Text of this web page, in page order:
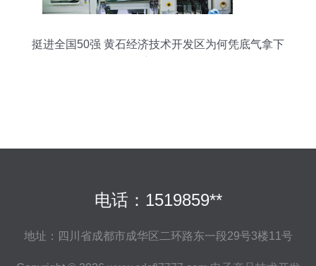
挺进全国50强 黄石经济技术开发区为何凭底气拿下
电话：1519859**
地址：四川省成都市成华区二环路东一段29号3楼11号